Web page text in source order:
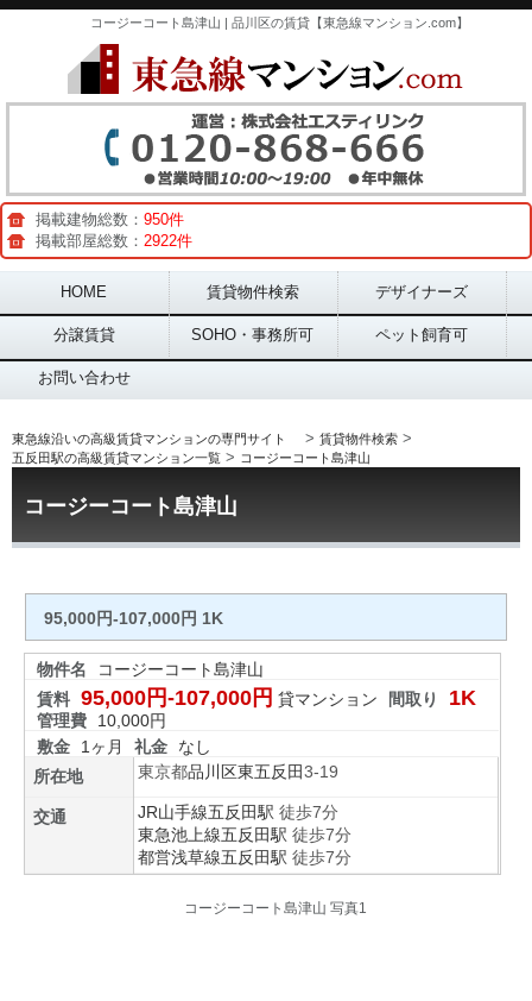
コージーコート島津山 | 品川区の賃貸【東急線マンション.com】
掲載建物総数： 950件
掲載部屋総数： 2922件
Main menu
HOME 賃貸物件検索 デザイナーズ
分譲賃貸 SOHO・事務所可 ペット飼育可
お問い合わせ
東急線沿いの高級賃貸マンションの専門サイト > 賃貸物件検索 >
五反田駅の高級賃貸マンション一覧 > コージーコート島津山
コージーコート島津山
95,000円-107,000円 1K
物件名
コージーコート島津山
賃料 95,000円-107,000円 貸マンション 間取り 1K
管理費
10,000円
敷金
1ヶ月 礼金
なし
所在地
東京都品川区東五反田3-19
交通 JR山手線五反田駅 徒歩7分
東急池上線五反田駅 徒歩7分
都営浅草線五反田駅 徒歩7分